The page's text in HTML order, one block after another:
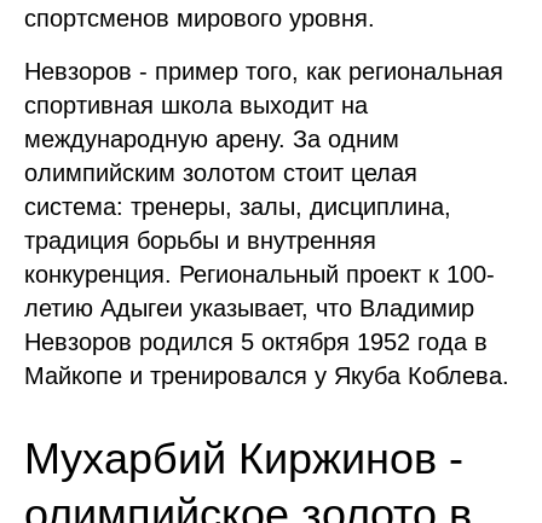
спортсменов мирового уровня.
Невзоров - пример того, как региональная
спортивная школа выходит на
международную арену. За одним
олимпийским золотом стоит целая
система: тренеры, залы, дисциплина,
традиция борьбы и внутренняя
конкуренция. Региональный проект к 100-
летию Адыгеи указывает, что Владимир
Невзоров родился 5 октября 1952 года в
Майкопе и тренировался у Якуба Коблева.
Мухарбий Киржинов -